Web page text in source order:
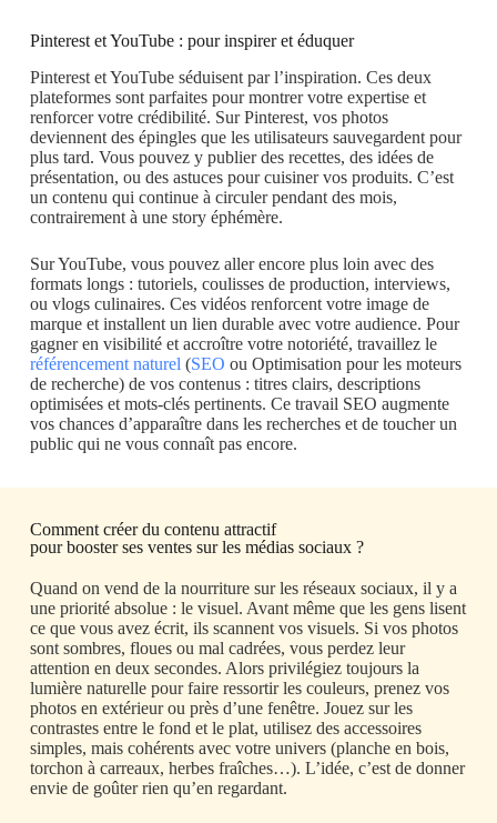
Pinterest et YouTube : pour inspirer et éduquer
Pinterest et YouTube séduisent par l’inspiration. Ces deux
plateformes sont parfaites pour montrer votre expertise et
renforcer votre crédibilité. Sur Pinterest, vos photos
deviennent des épingles que les utilisateurs sauvegardent pour
plus tard. Vous pouvez y publier des recettes, des idées de
présentation, ou des astuces pour cuisiner vos produits. C’est
un contenu qui continue à circuler pendant des mois,
contrairement à une story éphémère.
Sur YouTube, vous pouvez aller encore plus loin avec des
formats longs : tutoriels, coulisses de production, interviews,
ou vlogs culinaires. Ces vidéos renforcent votre image de
marque et installent un lien durable avec votre audience. Pour
gagner en visibilité et accroître votre notoriété, travaillez le
référencement naturel (SEO ou Optimisation pour les moteurs
de recherche) de vos contenus : titres clairs, descriptions
optimisées et mots-clés pertinents. Ce travail SEO augmente
vos chances d’apparaître dans les recherches et de toucher un
public qui ne vous connaît pas encore.
Comment créer du contenu attractif
pourbooster ses ventes sur les médias sociaux ?
Quand on vend de la nourriture sur les réseaux sociaux, il y a
une priorité absolue : le visuel. Avant même que les gens lisent
ce que vous avez écrit, ils scannent vos visuels. Si vos photos
sont sombres, floues ou mal cadrées, vous perdez leur
attention en deux secondes. Alors privilégiez toujours la
lumière naturelle pour faire ressortir les couleurs, prenez vos
photos en extérieur ou près d’une fenêtre. Jouez sur les
contrastes entre le fond et le plat, utilisez des accessoires
simples, mais cohérents avec votre univers (planche en bois,
torchon à carreaux, herbes fraîches…). L’idée, c’est de donner
envie de goûter rien qu’en regardant.